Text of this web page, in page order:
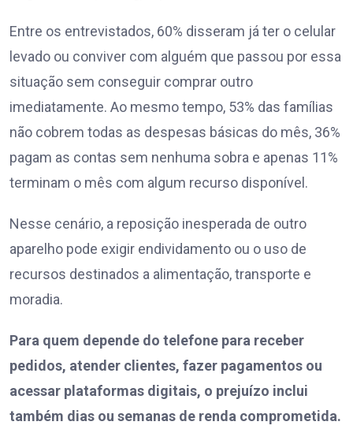
Entre os entrevistados, 60% disseram já ter o celular
levado ou conviver com alguém que passou por essa
situação sem conseguir comprar outro
imediatamente. Ao mesmo tempo, 53% das famílias
não cobrem todas as despesas básicas do mês, 36%
pagam as contas sem nenhuma sobra e apenas 11%
terminam o mês com algum recurso disponível.
Nesse cenário, a reposição inesperada de outro
aparelho pode exigir endividamento ou o uso de
recursos destinados a alimentação, transporte e
moradia.
Para quem depende do telefone para receber
pedidos, atender clientes, fazer pagamentos ou
acessar plataformas digitais, o prejuízo inclui
também dias ou semanas de renda comprometida.